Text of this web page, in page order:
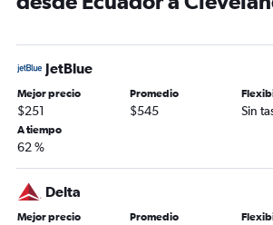
JetBlue
Mejor precio
$251
Promedio
$545 Sin
A tiempo
62 %
Delta
Mejor precio Promedio